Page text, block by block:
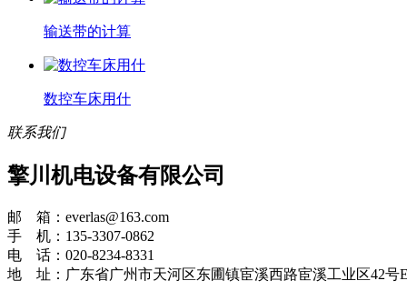
输送带的计算
数控车床用什
联系我们
擎川机电设备有限公司
邮 箱：everlas@163.com
手 机：135-3307-0862
电 话：020-8234-8331
地 址：广东省广州市天河区东圃镇宦溪西路宦溪工业区42号